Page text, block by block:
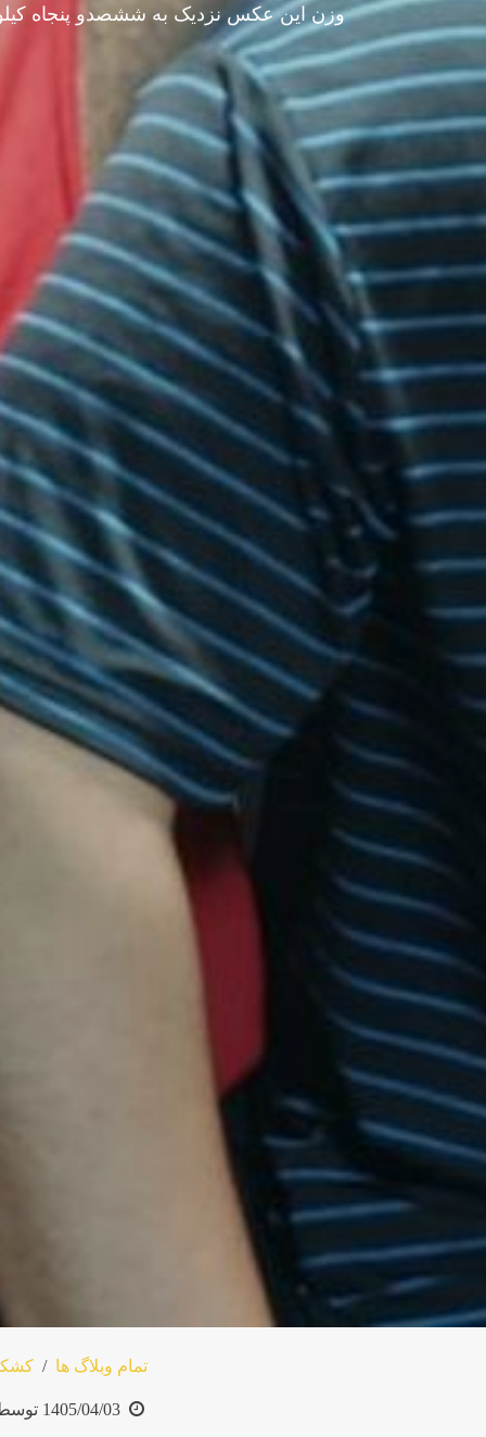
وزن این عکس نزدیک به ششصدو پنجاه
تمام وبلاگ ها
1405/04/03